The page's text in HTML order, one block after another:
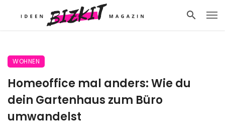
WOHNEN
Homeoffice mal anders: Wie du
dein Gartenhaus zum Büro
umwandelst